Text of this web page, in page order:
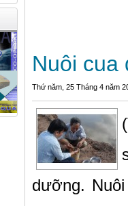
Nuôi cua
Thứ năm, 25 Tháng 4 năm
dưỡng.